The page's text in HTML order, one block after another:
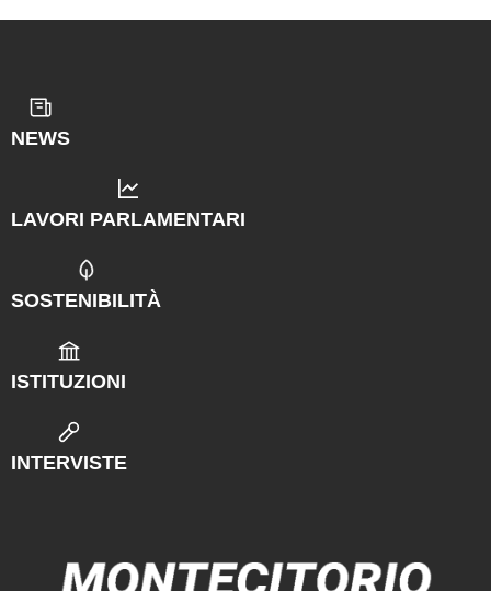
NEWS
LAVORI PARLAMENTARI
SOSTENIBILITÀ
ISTITUZIONI
INTERVISTE